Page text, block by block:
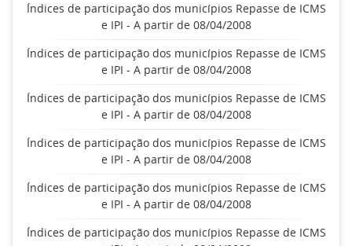
Índices de participação dos municípios Repasse de ICMS
e IPI - A partir de 08/04/2008
Índices de participação dos municípios Repasse de ICMS
e IPI - A partir de 08/04/2008
Índices de participação dos municípios Repasse de ICMS
e IPI - A partir de 08/04/2008
Índices de participação dos municípios Repasse de ICMS
e IPI - A partir de 08/04/2008
Índices de participação dos municípios Repasse de ICMS
e IPI - A partir de 08/04/2008
Índices de participação dos municípios Repasse de ICMS